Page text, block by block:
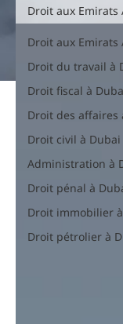
Droit aux Emirats
Droit du travail à
Droit fiscal à
Droit des affaires
Droit civil à Dubai
Administration à
Droit pénal à
Droit immobilier
Droit pétrolier à
Droit aux Emirats